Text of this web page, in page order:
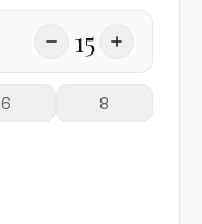
15
6 8